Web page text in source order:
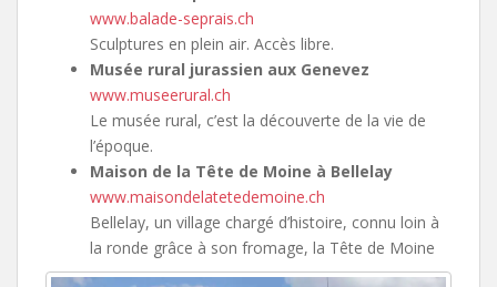
www.balade-seprais.ch
Sculptures en plein air. Accès libre.
Musée rural jurassien aux Genevez
www.museerural.ch
Le musée rural, c’est la découverte de la vie de
l’époque.
Maison de la Tête de Moine à Bellelay
www.maisondelatetedemoine.ch
Bellelay, un village chargé d’histoire, connu loin à
la ronde grâce à son fromage, la Tête de Moine